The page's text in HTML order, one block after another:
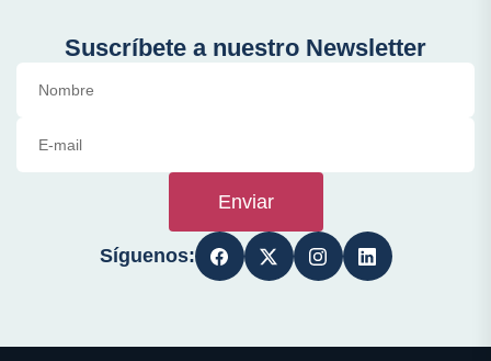
Suscríbete a nuestro Newsletter
Enviar
Síguenos: